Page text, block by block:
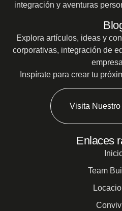
integración y aventuras
Explora artículos, ideas y
corporativas, integración de
Inspírate para crear tu
Visita Nuestro
Enlaces
Team